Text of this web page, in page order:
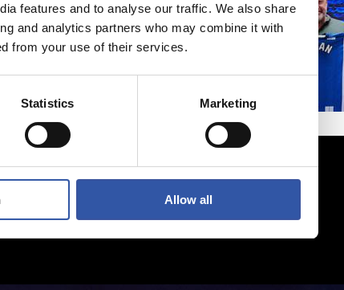
features and to analyse our traffic. We also share
and analytics partners who may combine it with
from your use of their services.
Statistics Marketing
Allow all